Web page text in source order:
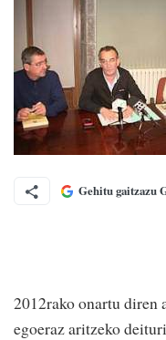
Gehitu gaitzazu
2012rako onartu diren
egoeraz aritzeko